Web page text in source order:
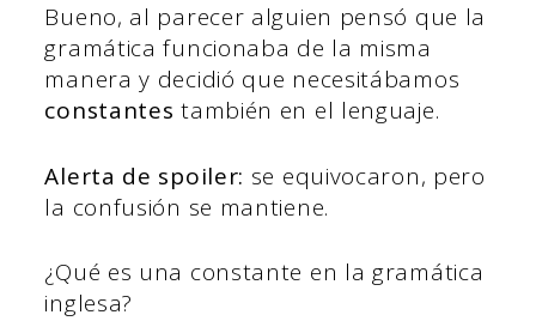
Bueno, al parecer alguien pensó que la
gramática funcionaba de la misma
manera y decidió que necesitábamos
constantestambién en el lenguaje.
Alerta de spoiler: se equivocaron, pero
la confusión se mantiene.
¿Qué es una constante en la gramática
inglesa?